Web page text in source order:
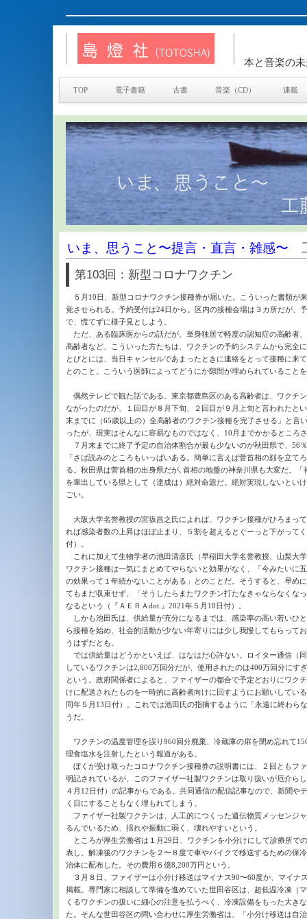
本と音楽の
TOP 電子書籍 古書 音楽（CD） 連載
いま、思うこと〜提言・直言・雑感〜
第103回：新型コロナワクチン
５月10日、新型コロナワクチン接種券が届いた。こういった書類が
覚させられる。予約受付は24日から。区内の接種会場は３カ所だが、
で、慌てずに様子見としよう。
ただ、ある臨床医からの話だが、単身独居で軽度の認知症の高齢者
高齢者など、こういった方たちは、ワクチンの予約システムから完全
とびとには、当日キャンセルであまったときに連絡をとって接種に来
とのこと。こういう医師によってどうにか隙間が埋められていること
偶然テレビで観た話である。東京都豊島区のある高齢者は、ワクチ
ながったのだが、１回目が８月下旬、２回目が９月上旬と言われたと
末までに（65歳以上の）全高齢者のワクチン接種を完了させる」と言
ったが、現実はそんなに容易なものではなく、10月までかかるところ
７月末までに終了予定の自治体割合が最も少ないのが秋田県で、56
「さば読みのところもいっぱいある。簡単に言えば菅首相の顔を立て
る。秋田県は菅首相の出身県だが､首相の地盤の神奈川県も大変だ。
を輩出している県として（達成は）絶対命題だ。絶対実現しないとい
ごい。
大阪大学名誉教授の宮坂昌之氏によれば、ワクチン接種がひろまっ
れば感染者数の上昇はほぼ止まり、５割を超えるとぐーっと下がって
付）。
これに加えて生物学者の池田清彦氏（早稲田大学名誉教授、山梨大
ワクチン接種は一気にまとめてやらないと効果がなく、「今みたいに
の効果って１年続かないことがある」とのことだ。そうすると、早め
てもまだ収束せず、「そうしたらまたワクチン打たなきゃならなくな
なるという（『ＡＥＲＡdot.』2021年５月10日付）。
しかも池田氏は、供給量が充分になるまでは、感染率の高い若いひ
ら接種を始め、社会的活動が少ない年寄りには少し我慢してもらって
うはずだとも。
では供給量はどうかといえば、はなはだ心許ない。ロイター通信（
しているワクチンは2,800万回分だが、使用されたのは400万回分にす
という。政府関係者によると、ファイザーの都合で予定どおりにワク
けに配送されたものを一時的に高齢者向けに回すようにお願いしてい
同年５月13日付）。これでは池田氏の指摘するように「永遠に終わら
うだ。
ワクチンの温度管理を誤り960回分廃棄、冷蔵庫の扉を閉め忘れて
理食塩水を注射したという報道がある。
ぼくが受け取ったコロナワクチン接種券の説明書には、２回ともフ
明記されているが、このファイザー社製ワクチンは取り扱いが厄介ら
４月12日付）の記事からである。共同通信の配信記事なので、新聞や
く目にすることもなく埋もれてしまう。
ファイザー社製ワクチンは、人工的につくった遺伝物質メッセンジ
るんでいるため、揺れや振動に弱く、壊れやすいという。
ところが厚生労働省は１月29日、ワクチンを小分けにして診療所で
表し、解凍後のワクチンを２〜８度で車やバイクで移送するための保
治体に配布した。その費用６億8,200万円という。
３月８日、ファイザーは小分け移送はマイナス90〜60度か、マイナ
掲載。専門家に相談して準備を進めていた世田谷区は、超低温冷凍（
くるワクチンの扱いに細心の注意を払うべく、冷凍設備をもった大き
た。そんな世田谷区の問い合わせに厚生労働省は、「小分け移送は自